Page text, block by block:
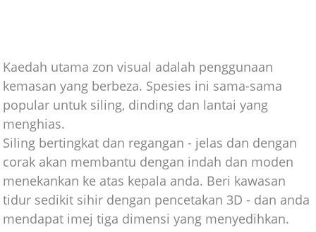
Kaedah utama zon visual adalah penggunaan
kemasan yang berbeza. Spesies ini sama-sama
popular untuk siling, dinding dan lantai yang
menghias.
Siling bertingkat dan regangan - jelas dan dengan
corak akan membantu dengan indah dan moden
menekankan ke atas kepala anda. Beri kawasan
tidur sedikit sihir dengan pencetakan 3D - dan anda
mendapat imej tiga dimensi yang menyedihkan.